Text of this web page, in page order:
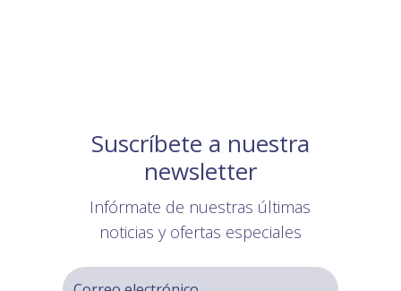
Suscríbete a nuestra
newsletter
Infórmate de nuestras últimas
noticias y ofertas especiales